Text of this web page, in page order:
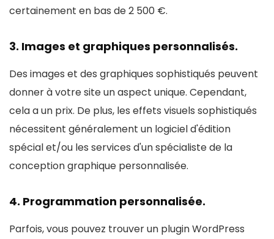
certainement en bas de 2 500 €.
3. Images et graphiques personnalisés.
Des images et des graphiques sophistiqués peuvent
donner à votre site un aspect unique. Cependant,
cela a un prix. De plus, les effets visuels sophistiqués
nécessitent généralement un logiciel d'édition
spécial et/ou les services d'un spécialiste de la
conception graphique personnalisée.
4. Programmation personnalisée.
Parfois, vous pouvez trouver un plugin WordPress